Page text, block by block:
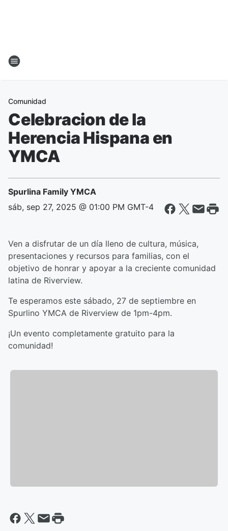
Comunidad
Celebracion de la
Herencia Hispana en
YMCA
Spurlina Family YMCA
sáb, sep 27, 2025 @ 01:00 PM GMT-4
Ven a disfrutar de un día lleno de cultura, música,
presentaciones y recursos para familias, con el
objetivo de honrar y apoyar a la creciente comunidad
latina de Riverview.
Te esperamos este sábado, 27 de septiembre en
Spurlino YMCA de Riverview de 1pm-4pm.
¡Un evento completamente gratuito para la
comunidad!